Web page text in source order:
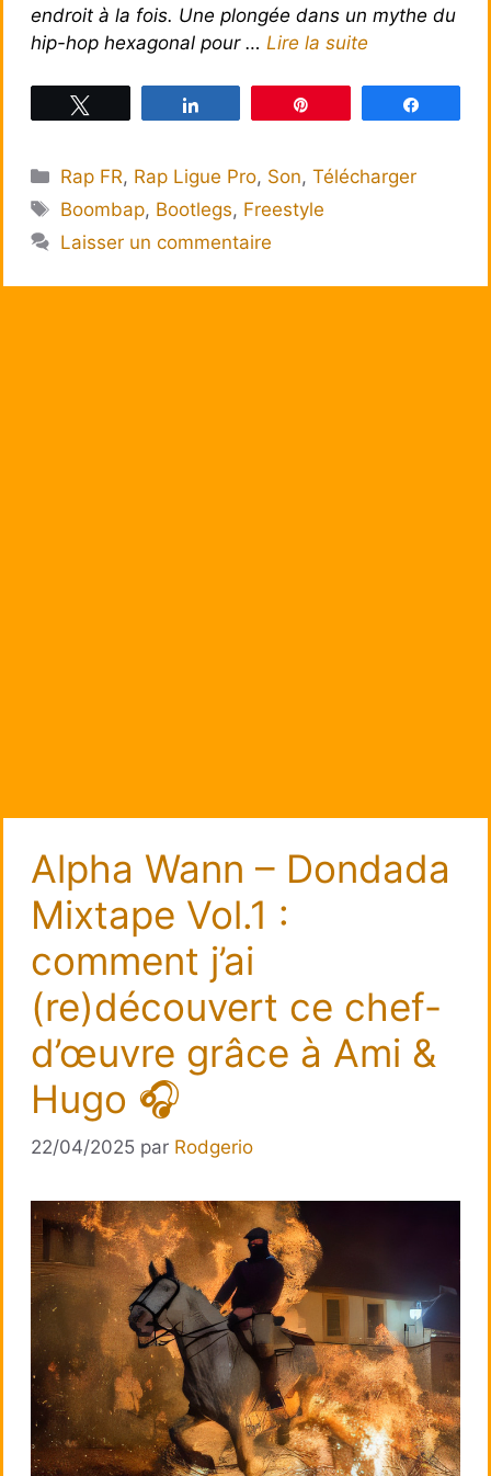
endroit à la fois. Une plongée dans un mythe du
hip-hop hexagonal pour … Lire la suite
Catégories
Rap FR, Rap Ligue Pro, Son,Télécharger
Étiquettes
Boombap, Bootlegs, Freestyle
Laisser un commentaire
Alpha Wann – Dondada
Mixtape Vol.1 :
comment j’ai
(re)découvert ce chef-
d’œuvre grâce à Ami &
Hugo 🎧
22/04/2025 par Rodgerio